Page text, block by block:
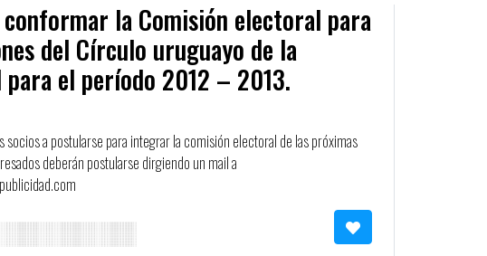
conformar la Comisión electoral para
del Círculo uruguayo de la
para el período 2012 – 2013.
socios a postularse para integrar la comisión electoral de las próximas
deberán postularse dirgiendo un mail a